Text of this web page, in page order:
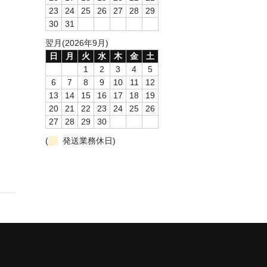
23
24 25 26 27 28
29
30
31
翌月(2026年9月)
日
月 火 水 木 金
土
1
2 3 4
5
6
7 8 9 10 11
12
13
14 15 16 17 18
19
20
21 22 23 24 25
26
27
28 29
30
(
発送業務休日)